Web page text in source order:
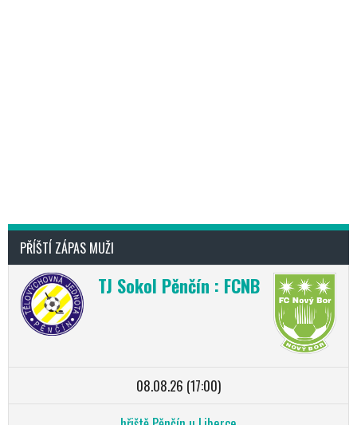
PŘÍŠTÍ ZÁPAS MUŽI
TJ Sokol Pěnčín : FCNB
08.08.26 (17:00)